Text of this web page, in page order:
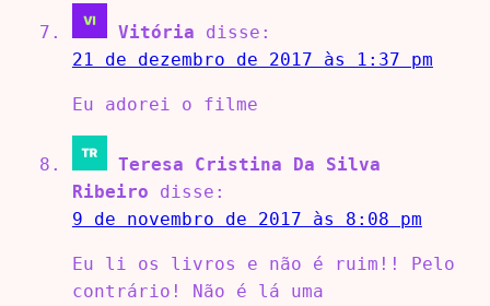
Vitória
disse:
21 de dezembro de 2017 às 1:37 pm
Eu adorei o filme
Teresa Cristina Da Silva
Ribeiro
disse:
9 de novembro de 2017 às 8:08 pm
Eu li os livros e não é ruim!! Pelo
contrário! Não é lá uma